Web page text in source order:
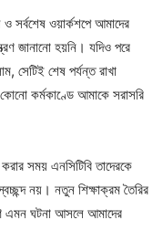
সর্বশেষ ওয়ার্কশপে আমাদের
জানানো হয়নি। যদিও পরে
সেটিই শেষ পর্যন্ত রাখা
কর্মকাণ্ডে আমাকে সরাসরি
সময় এনসিটিবি তাদেরকে
নয়। নতুন শিক্ষাক্রম তৈরির
এমন ঘটনা আসলে আমাদের